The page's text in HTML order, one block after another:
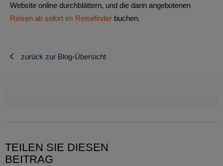
Website online durchblättern, und die darin angebotenen
Reisen ab sofort im Reisefinder buchen.
zurück zur Blog-Übersicht
TEILEN SIE DIESEN
BEITRAG